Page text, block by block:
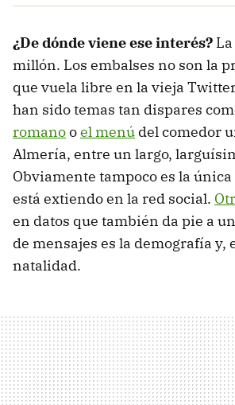
¿De dónde viene ese interés?
millón. Los embalses no son la
que vuela libre en la vieja
han sido temas tan dispares
romanooel menú del comedor
Almería, entre un largo,
Obviamente tampoco es la
está extiendo en la red social.
en datos que también da pie a
de mensajes es la demografía y,
natalidad.